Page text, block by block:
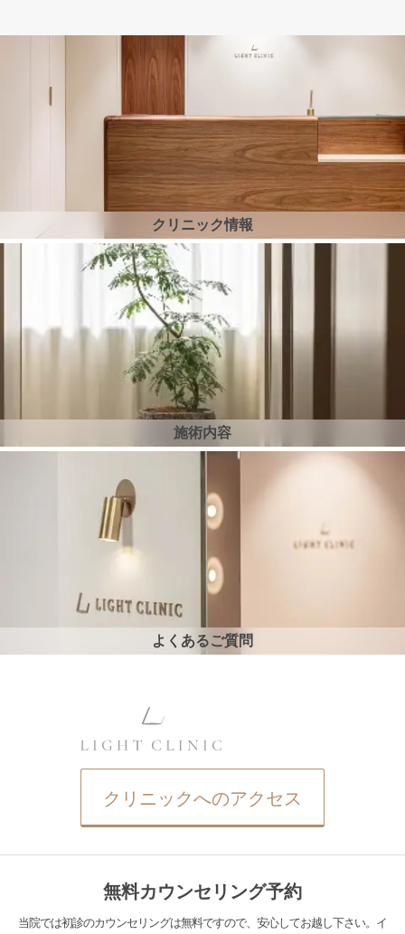
クリニック情報
施術内容
よくあるご質問
クリニックへのアクセス
無料カウンセリング予約
当院では初診のカウンセリングは無料ですので、安心してお越し下さい。イ